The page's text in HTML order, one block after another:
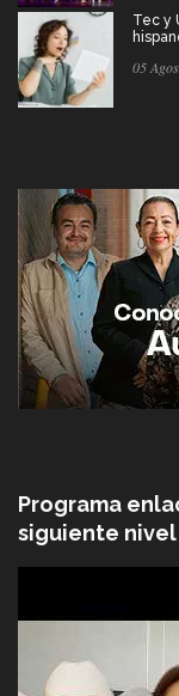
Tec y
05
Programa
siguiente